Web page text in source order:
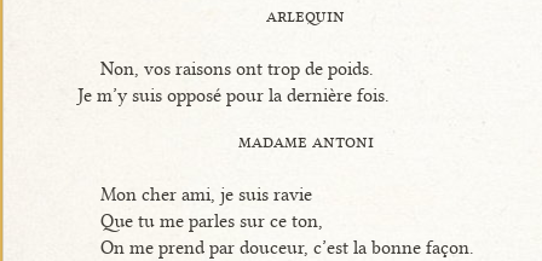
arlequin
Non, vos raisons ont trop de poids.
Je m’y suis opposé pour la dernière fois.
madame antoni
Mon cher ami, je suis ravie
Que tu me parles sur ce ton,
On me prend par douceur, c’est la bonne façon.